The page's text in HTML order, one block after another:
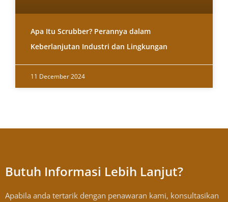
Apa Itu Scrubber? Perannya dalam
Keberlanjutan Industri dan Lingkungan
11 December 2024
Butuh Informasi Lebih Lanjut?
Apabila anda tertarik dengan penawaran kami, konsultasikan